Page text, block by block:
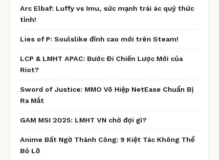
Arc Elbaf: Luffy vs Imu, sức mạnh trái ác quỷ thức
tỉnh!
Lies of P: Soulslike đỉnh cao mới trên Steam!
LCP & LMHT APAC: Bước Đi Chiến Lược Mới của
Riot?
Sword of Justice: MMO Võ Hiệp NetEase Chuẩn Bị
Ra Mắt
GAM MSI 2025: LMHT VN chờ đợi gì?
Anime Bất Ngờ Thành Công: 9 Kiệt Tác Không Thể
Bỏ Lỡ